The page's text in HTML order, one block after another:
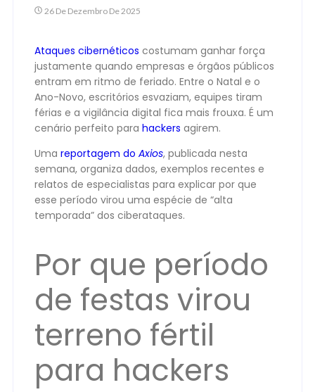
26 De Dezembro De 2025
Ataques cibernéticos costumam ganhar força
justamente quando empresas e órgãos públicos
entram em ritmo de feriado. Entre o Natal e o
Ano-Novo, escritórios esvaziam, equipes tiram
férias e a vigilância digital fica mais frouxa. É um
cenário perfeito para hackers agirem.
Uma reportagem do Axios, publicada nesta
semana, organiza dados, exemplos recentes e
relatos de especialistas para explicar por que
esse período virou uma espécie de “alta
temporada” dos ciberataques.
Por que período
de festas virou
terreno fértil
para hackers